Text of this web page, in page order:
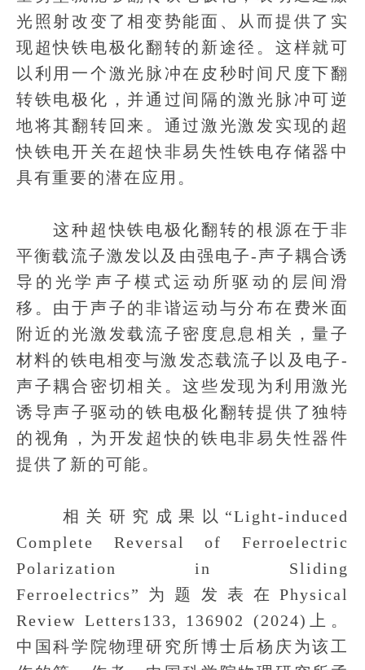
光照射改变了相变势能面、从而提供了实
现超快铁电极化翻转的新途径。这样就可
以利用一个激光脉冲在皮秒时间尺度下翻
转铁电极化，并通过间隔的激光脉冲可逆
地将其翻转回来。通过激光激发实现的超
快铁电开关在超快非易失性铁电存储器中
具有重要的潜在应用。
这种超快铁电极化翻转的根源在于非
平衡载流子激发以及由强电子-声子耦合诱
导的光学声子模式运动所驱动的层间滑
移。由于声子的非谐运动与分布在费米面
附近的光激发载流子密度息息相关，量子
材料的铁电相变与激发态载流子以及电子-
声子耦合密切相关。这些发现为利用激光
诱导声子驱动的铁电极化翻转提供了独特
的视角，为开发超快的铁电非易失性器件
提供了新的可能。
相关研究成果以“Light-induced
Complete Reversal of Ferroelectric
Polarization in Sliding
Ferroelectrics”为题发表在Physical
Review Letters133, 136902 (2024)上。
中国科学院物理研究所博士后杨庆为该工